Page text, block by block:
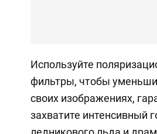
Используйте
фильтры, чтобы
своих изображениях,
захватите интенсивный